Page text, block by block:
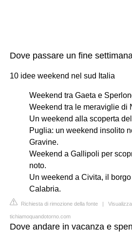
Dove passare un fine
10 idee weekend nel sud Italia
Weekend tra Gaeta e
Weekend tra le meraviglie di
Un weekend alla scoperta
Puglia: un weekend insolito
Gravine.
Weekend a Gallipoli per
noto.
Un weekend a Civita, il
Calabria.
Richiesta di rimozione della fonte |
tichiamoquandotorno.com
Dove andare in vacanza e